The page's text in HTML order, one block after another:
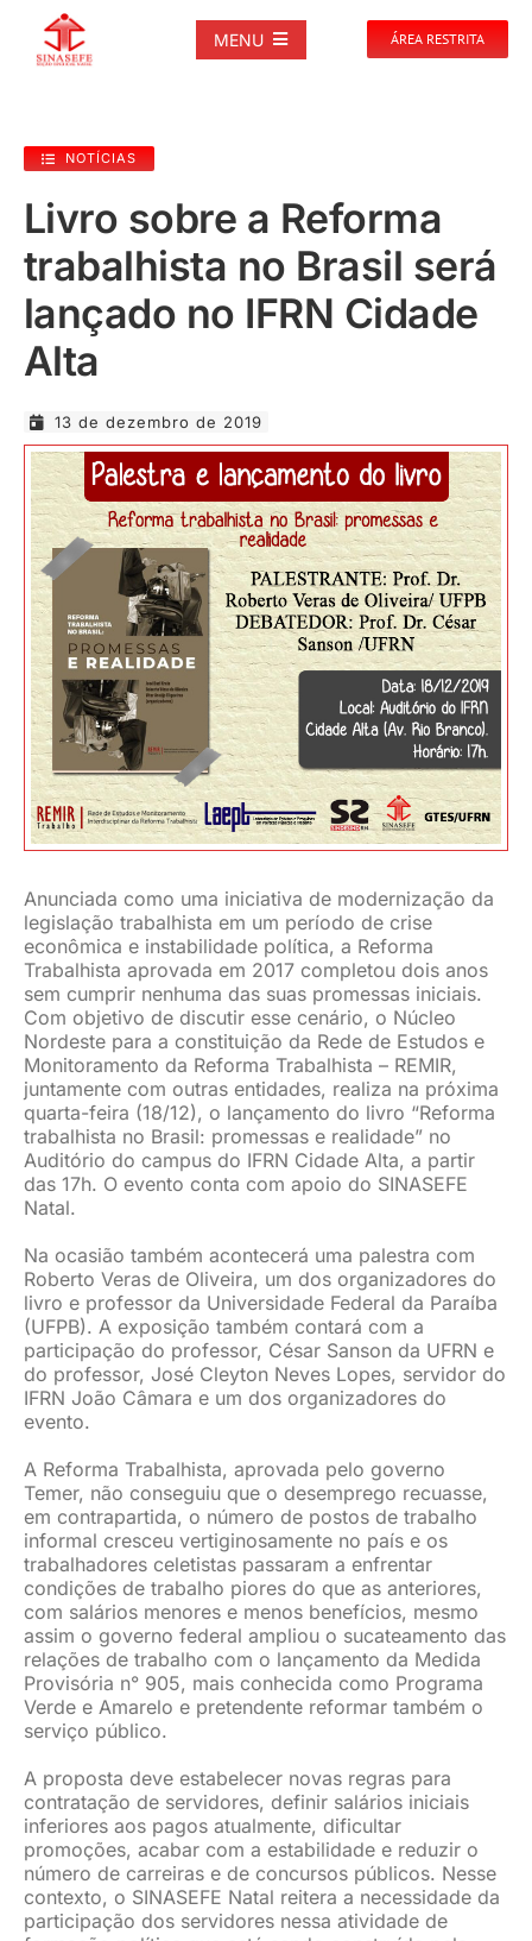
MENU
NOTÍCIAS
PUBLICAÇÕES
DOCUMENTOS
GALERIAS
EVENTOS
JURÍDICO
CLUBE
CONTATO
ÁREA RESTRITA
NOTÍCIAS
Livro sobre a Reforma
trabalhista no Brasil será
lançado no IFRN Cidade
Alta
13 de dezembro de 2019
Anunciada como uma iniciativa de modernização da
legislação trabalhista em um período de crise
econômica e instabilidade política, a Reforma
Trabalhista aprovada em 2017 completou dois anos
sem cumprir nenhuma das suas promessas iniciais.
Com objetivo de discutir esse cenário, o Núcleo
Nordeste para a constituição da Rede de Estudos e
Monitoramento da Reforma Trabalhista – REMIR,
juntamente com outras entidades, realiza na próxima
quarta-feira (18/12), o lançamento do livro “Reforma
trabalhista no Brasil: promessas e realidade” no
Auditório do campus do IFRN Cidade Alta, a partir
das 17h. O evento conta com apoio do SINASEFE
Natal.
Na ocasião também acontecerá uma palestra com
Roberto Veras de Oliveira, um dos organizadores do
livro e professor da Universidade Federal da Paraíba
(UFPB). A exposição também contará com a
participação do professor, César Sanson da UFRN e
do professor, José Cleyton Neves Lopes, servidor do
IFRN João Câmara e um dos organizadores do
evento.
A Reforma Trabalhista, aprovada pelo governo
Temer, não conseguiu que o desemprego recuasse,
em contrapartida, o número de postos de trabalho
informal cresceu vertiginosamente no país e os
trabalhadores celetistas passaram a enfrentar
condições de trabalho piores do que as anteriores,
com salários menores e menos benefícios, mesmo
assim o governo federal ampliou o sucateamento das
relações de trabalho com o lançamento da Medida
Provisória n° 905, mais conhecida como Programa
Verde e Amarelo e pretendente reformar também o
serviço público.
A proposta deve estabelecer novas regras para
contratação de servidores, definir salários iniciais
inferiores aos pagos atualmente, dificultar
promoções, acabar com a estabilidade e reduzir o
número de carreiras e de concursos públicos. Nesse
contexto, o SINASEFE Natal reitera a necessidade da
participação dos servidores nessa atividade de